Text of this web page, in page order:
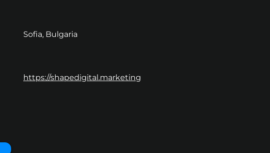
Sofia, Bulgaria
https://shapedigital.marketing